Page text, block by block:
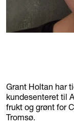
Grant Holtan har
kundesenteret til
frukt og grønt for
Tromsø.